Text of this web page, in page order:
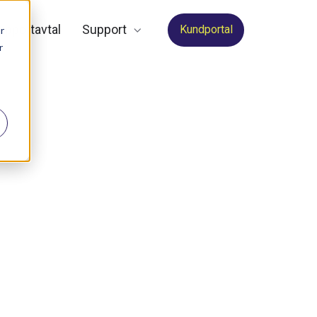
Support Kundportal